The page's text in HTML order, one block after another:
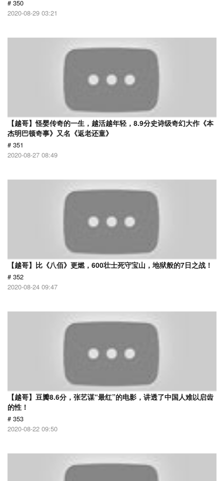
# 350
2020-08-29 03:21
【越哥】怪婴传奇的一生，越活越年轻，8.9分史诗级奇幻大作《本
杰明巴顿奇事》又名《返老还童》
# 351
2020-08-27 08:49
【越哥】比《八佰》更燃，600壮士死守宝山，地狱般的7日之战！
# 352
2020-08-24 09:47
【越哥】豆瓣8.6分，张艺谋“最红”的电影，讲透了中国人难以启齿
的性！
# 353
2020-08-22 09:50